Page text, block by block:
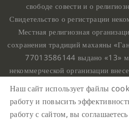
свободе совести и о
Свидетельство о регистрации
Местная религиозная
сохранения традиций махаяны
77013586144 выдано «13»
некоммерческой организации
номером
Ганден Тендар Линг © 2020
Наш сайт использует файлы
работу и повысить
работу с сайтом, вы